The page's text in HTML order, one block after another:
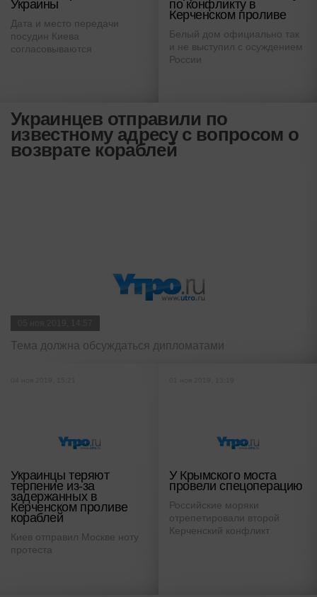
Украины
Дата и место передачи
посудин Киева
согласовываются
по конфликту в
Керченском проливе
Белый дом официально так
и не выступил с осуждением
России
Украинцев отправили по
известному адресу с вопросом о
возврате кораблей
Тема должна обсуждаться дипломатами
Украинцы теряют
терпение из-за
задержанных в
Керченском проливе
кораблей
Киев отправил Москве ноту
протеста
У Крымского моста
провели спецоперацию
Российские моряки
отрепетировали второй
Керченский конфликт